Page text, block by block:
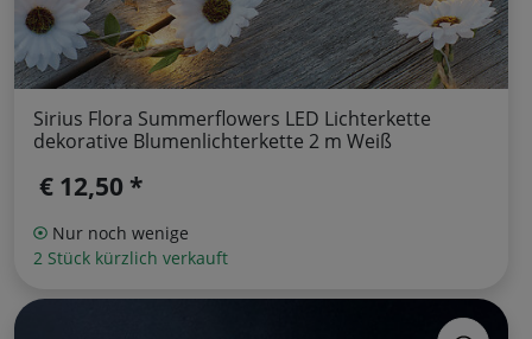
Sirius Flora Summerflowers LED Lichterkette
dekorative Blumenlichterkette 2 m Weiß
€ 12,50 *
Nur noch wenige
2 Stück kürzlich verkauft